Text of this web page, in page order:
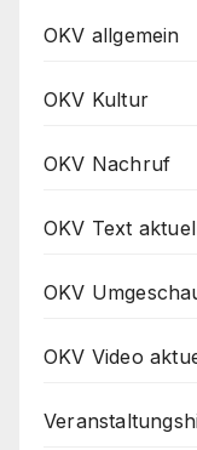
OKV allgemein
OKV Kultur
OKV Nachruf
OKV Text
OKV
OKV Video